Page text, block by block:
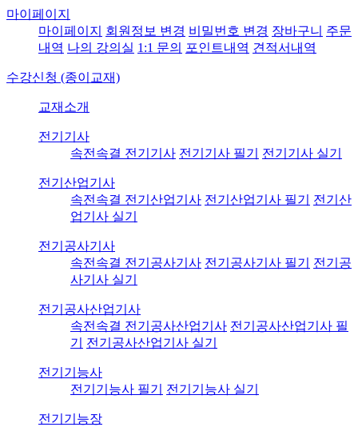
마이페이지
마이페이지
회원정보 변경 비밀번호 변경 장바구니 주문
내역 나의 강의실 1:1 문의 포인트내역 견적서내역
수강신청 (종이교재)
교재소개
전기기사
속전속결 전기기사 전기기사 필기 전기기사 실기
전기산업기사
속전속결 전기산업기사 전기산업기사 필기
전기산
업기사 실기
전기공사기사
속전속결 전기공사기사 전기공사기사 필기
전기공
사기사 실기
전기공사산업기사
속전속결 전기공사산업기사 전기공사산업기사 필
기
전기공사산업기사 실기
전기기능사
전기기능사 필기
전기기능사 실기
전기기능장